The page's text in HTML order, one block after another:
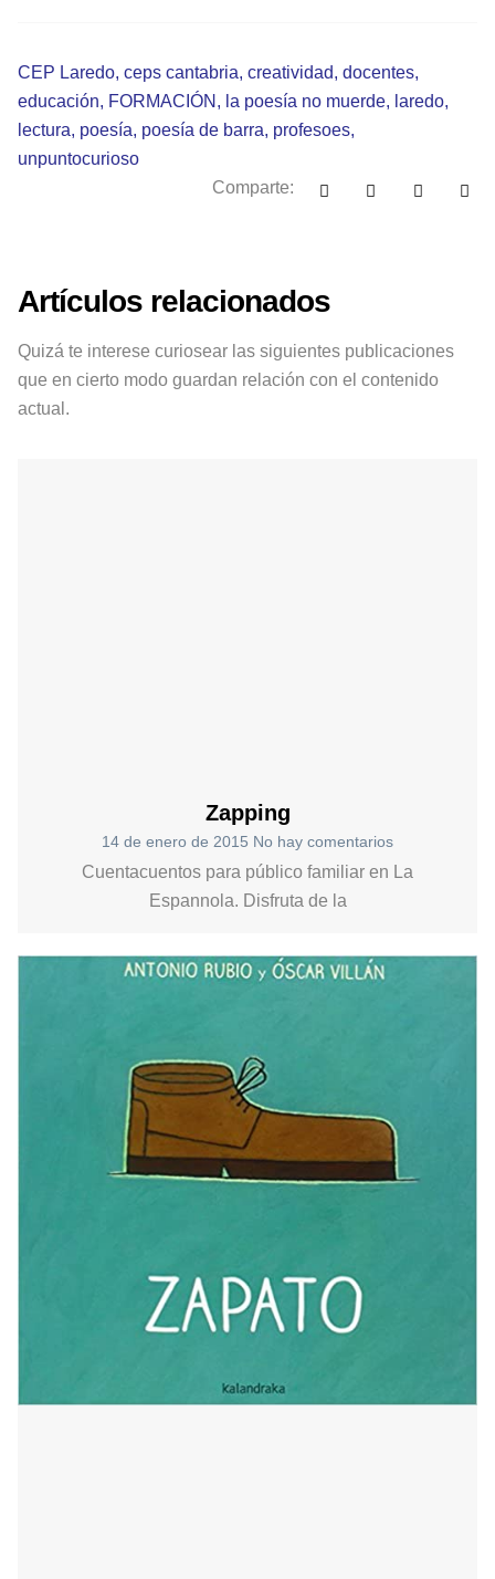
CEP Laredo, ceps cantabria, creatividad, docentes,
educación, FORMACIÓN , la poesía no muerde, laredo,
lectura, poesía, poesía de barra, profesoes,
unpuntocurioso
Comparte:
Zapping
14 de enero de 2015 No hay comentarios
Cuentacuentos para público familiar en La
Espannola. Disfruta de la
Artículos relacionados
Quizá te interese curiosear las siguientes publicaciones
que en cierto modo guardan relación con el contenido
actual.